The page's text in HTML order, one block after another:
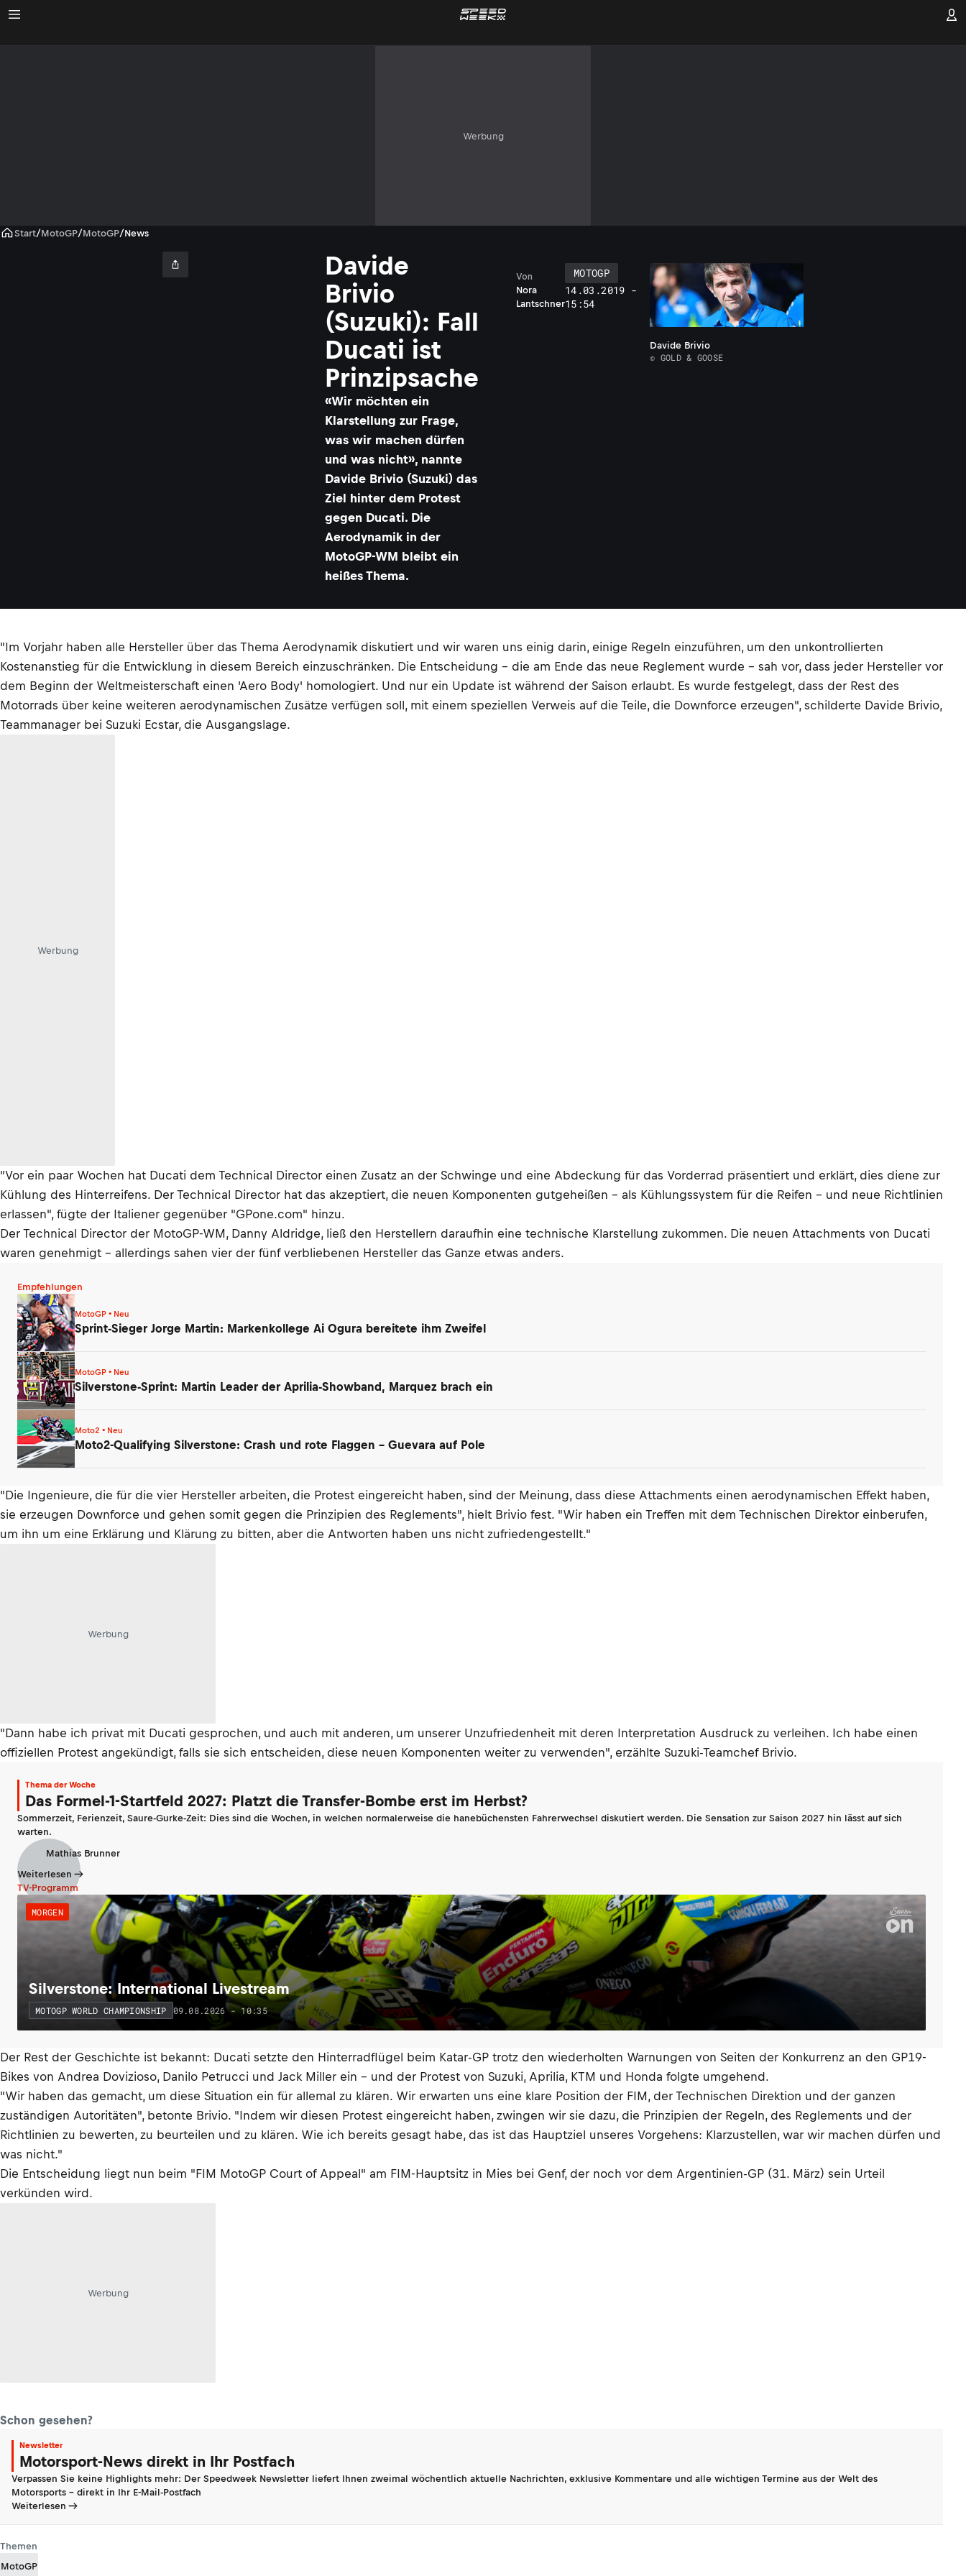
Werbung
Start/MotoGP/MotoGP/News
Davide
Brivio
(Suzuki): Fall
Ducati ist
Prinzipsache
«Wir möchten ein
Klarstellung zur Frage,
was wir machen dürfen
und was nicht», nannte
Davide Brivio (Suzuki) das
Ziel hinter dem Protest
gegen Ducati. Die
Aerodynamik in der
MotoGP-WM bleibt ein
heißes Thema.
Nora
Lantschner
Von
MOTOGP
14.03.2019 -
15:54
Davide Brivio
© GOLD & GOOSE
"Im Vorjahr haben alle Hersteller über das Thema Aerodynamik diskutiert und wir waren uns einig darin, einige Regeln einzuführen, um den unkontrollierten
Kostenanstieg für die Entwicklung in diesem Bereich einzuschränken. Die Entscheidung – die am Ende das neue Reglement wurde – sah vor, dass jeder Hersteller vor
dem Beginn der Weltmeisterschaft einen 'Aero Body' homologiert. Und nur ein Update ist während der Saison erlaubt. Es wurde festgelegt, dass der Rest des
Motorrads über keine weiteren aerodynamischen Zusätze verfügen soll, mit einem speziellen Verweis auf die Teile, die Downforce erzeugen", schilderte Davide Brivio,
Teammanager bei Suzuki Ecstar, die Ausgangslage.
Werbung
"Vor ein paar Wochen hat Ducati dem Technical Director einen Zusatz an der Schwinge und eine Abdeckung für das Vorderrad präsentiert und erklärt, dies diene zur
Kühlung des Hinterreifens. Der Technical Director hat das akzeptiert, die neuen Komponenten gutgeheißen – als Kühlungssystem für die Reifen – und neue Richtlinien
erlassen", fügte der Italiener gegenüber "GPone.com" hinzu.
Der Technical Director der MotoGP-WM, Danny Aldridge, ließ den Herstellern daraufhin eine technische Klarstellung zukommen. Die neuen Attachments von Ducati
waren genehmigt – allerdings sahen vier der fünf verbliebenen Hersteller das Ganze etwas anders.
Empfehlungen
MotoGP • Neu
Sprint-Sieger Jorge Martin: Markenkollege Ai Ogura bereitete ihm Zweifel
MotoGP • Neu
Silverstone-Sprint: Martin Leader der Aprilia-Showband, Marquez brach ein
Moto2 • Neu
Moto2-Qualifying Silverstone: Crash und rote Flaggen – Guevara auf Pole
"Die Ingenieure, die für die vier Hersteller arbeiten, die Protest eingereicht haben, sind der Meinung, dass diese Attachments einen aerodynamischen Effekt haben,
sie erzeugen Downforce und gehen somit gegen die Prinzipien des Reglements", hielt Brivio fest. "Wir haben ein Treffen mit dem Technischen Direktor einberufen,
um ihn um eine Erklärung und Klärung zu bitten, aber die Antworten haben uns nicht zufriedengestellt."
Werbung
"Dann habe ich privat mit Ducati gesprochen, und auch mit anderen, um unserer Unzufriedenheit mit deren Interpretation Ausdruck zu verleihen. Ich habe einen
offiziellen Protest angekündigt, falls sie sich entscheiden, diese neuen Komponenten weiter zu verwenden", erzählte Suzuki-Teamchef Brivio.
Thema der Woche
Das Formel-1-Startfeld 2027: Platzt die Transfer-Bombe erst im Herbst?
Sommerzeit, Ferienzeit, Saure-Gurke-Zeit: Dies sind die Wochen, in welchen normalerweise die hanebüchensten Fahrerwechsel diskutiert werden. Die Sensation zur Saison 2027 hin lässt auf sich
warten.
Mathias Brunner
Weiterlesen
TV-Programm
MORGEN
Silverstone: International Livestream
MOTOGP WORLD CHAMPIONSHIP 09.08.2026 - 10:35
Der Rest der Geschichte ist bekannt: Ducati setzte den Hinterradflügel beim Katar-GP trotz den wiederholten Warnungen von Seiten der Konkurrenz an den GP19-
Bikes von Andrea Dovizioso, Danilo Petrucci und Jack Miller ein – und der Protest von Suzuki, Aprilia, KTM und Honda folgte umgehend.
"Wir haben das gemacht, um diese Situation ein für allemal zu klären. Wir erwarten uns eine klare Position der FIM, der Technischen Direktion und der ganzen
zuständigen Autoritäten", betonte Brivio. "Indem wir diesen Protest eingereicht haben, zwingen wir sie dazu, die Prinzipien der Regeln, des Reglements und der
Richtlinien zu bewerten, zu beurteilen und zu klären. Wie ich bereits gesagt habe, das ist das Hauptziel unseres Vorgehens: Klarzustellen, war wir machen dürfen und
was nicht."
Die Entscheidung liegt nun beim "FIM MotoGP Court of Appeal" am FIM-Hauptsitz in Mies bei Genf, der noch vor dem Argentinien-GP (31. März) sein Urteil
verkünden wird.
Werbung
Schon gesehen?
Newsletter
Motorsport-News direkt in Ihr Postfach
Verpassen Sie keine Highlights mehr: Der Speedweek Newsletter liefert Ihnen zweimal wöchentlich aktuelle Nachrichten, exklusive Kommentare und alle wichtigen Termine aus der Welt des
Motorsports - direkt in Ihr E-Mail-Postfach
Weiterlesen
Themen
MotoGP